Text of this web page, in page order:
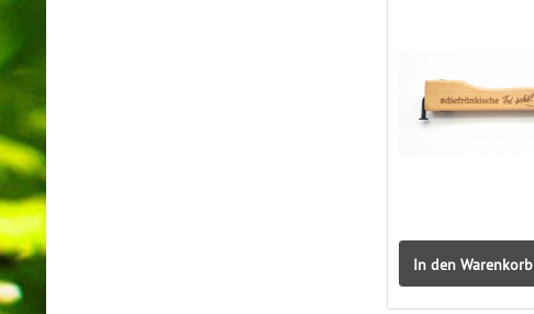
In den Warenkorb